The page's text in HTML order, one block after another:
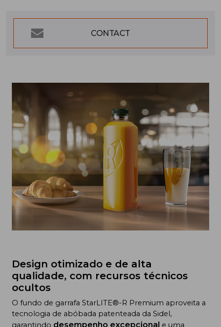
CONTACT
Design otimizado e de alta
qualidade, com recursos técnicos
ocultos
O fundo de garrafa StarLITE®-R Premium aproveita a
tecnologia de abóbada patenteada da Sidel,
garantindo desempenho excepcional e uma